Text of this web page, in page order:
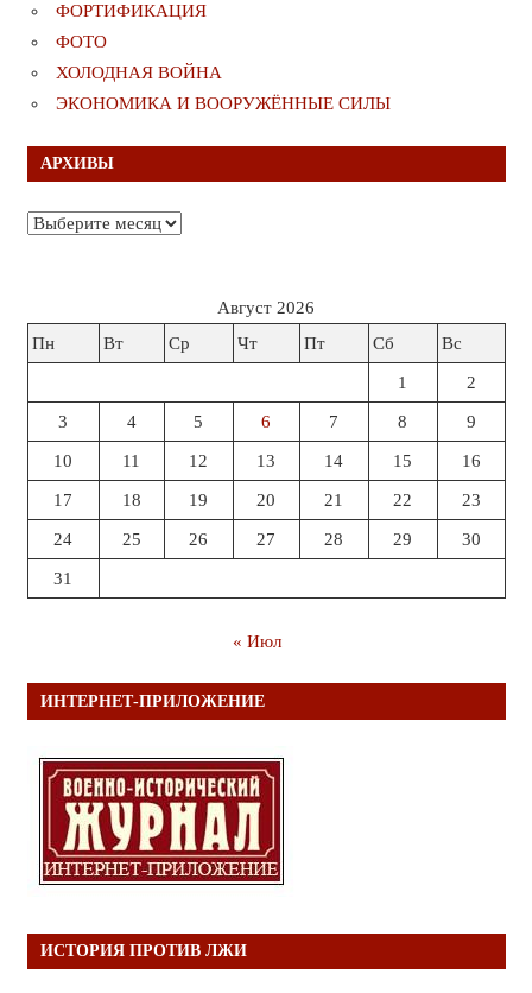
ФОРТИФИКАЦИЯ
ФОТО
ХОЛОДНАЯ ВОЙНА
ЭКОНОМИКА И ВООРУЖЁННЫЕ СИЛЫ
АРХИВЫ
Архивы
Август 2026
Пн
Вт Ср Чт Пт Сб Вс
1 2
3 4 5 6 7 8 9
10 11 12 13 14 15 16
17 18 19 20 21 22 23
24 25 26 27 28 29 30
31
« Июл
ИНТЕРНЕТ-ПРИЛОЖЕНИЕ
ИСТОРИЯ ПРОТИВ ЛЖИ